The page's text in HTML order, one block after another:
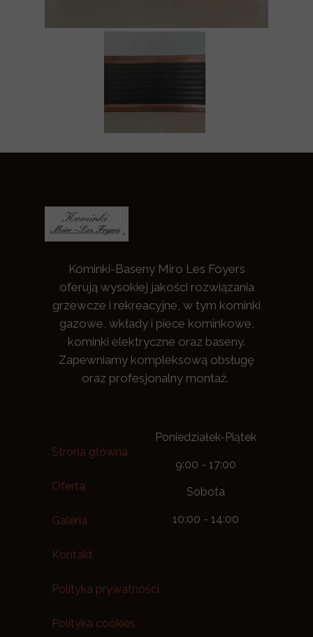
Kominki-Baseny Miro Les Foyers
oferują wysokiej jakości rozwiązania
grzewcze i rekreacyjne, w tym kominki
gazowe, wkłady i piece kominkowe,
kominki elektryczne oraz baseny.
Zapewniamy kompleksową obsługę
oraz profesjonalny montaż.
Strona główna
Oferta
Galeria
Kontakt
Polityka prywatności
Polityka cookies
Poniedziałek-Piątek
9:00 - 17:00
Sobota
10:00 - 14:00